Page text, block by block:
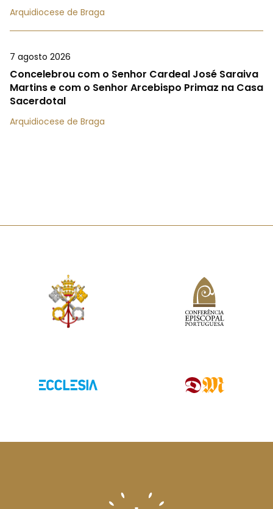
Arquidiocese de Braga
7 agosto 2026
Concelebrou com o Senhor Cardeal José Saraiva
Martins e com o Senhor Arcebispo Primaz na Casa
Sacerdotal
Arquidiocese de Braga